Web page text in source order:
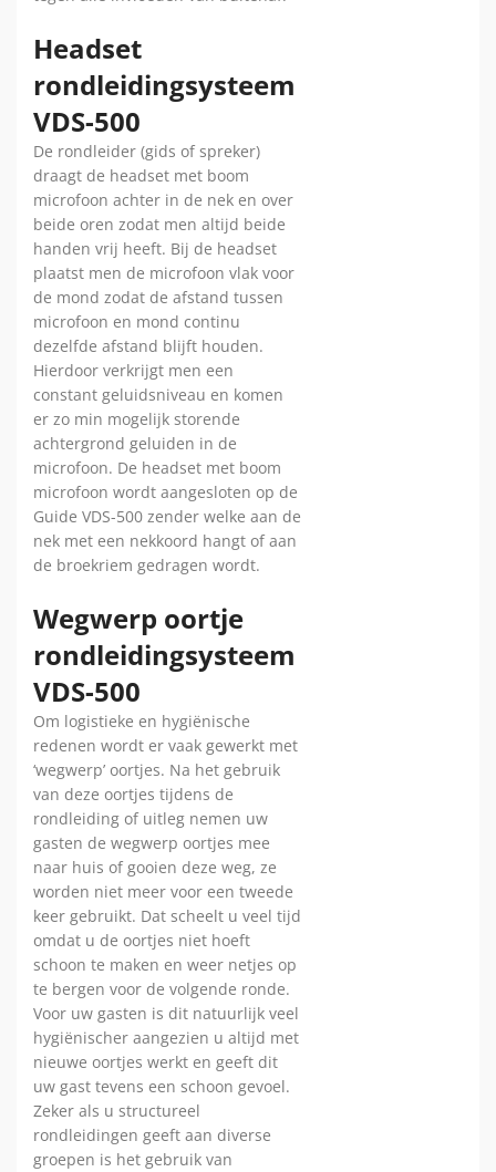
Headset
rondleidingsysteem
VDS-500
De rondleider (gids of spreker)
draagt de headset met boom
microfoon achter in de nek en over
beide oren zodat men altijd beide
handen vrij heeft. Bij de headset
plaatst men de microfoon vlak voor
de mond zodat de afstand tussen
microfoon en mond continu
dezelfde afstand blijft houden.
Hierdoor verkrijgt men een
constant geluidsniveau en komen
er zo min mogelijk storende
achtergrond geluiden in de
microfoon. De headset met boom
microfoon wordt aangesloten op de
Guide VDS-500 zender welke aan de
nek met een nekkoord hangt of aan
de broekriem gedragen wordt.
Wegwerp oortje
rondleidingsysteem
VDS-500
Om logistieke en hygiënische
redenen wordt er vaak gewerkt met
‘wegwerp’ oortjes. Na het gebruik
van deze oortjes tijdens de
rondleiding of uitleg nemen uw
gasten de wegwerp oortjes mee
naar huis of gooien deze weg, ze
worden niet meer voor een tweede
keer gebruikt. Dat scheelt u veel tijd
omdat u de oortjes niet hoeft
schoon te maken en weer netjes op
te bergen voor de volgende ronde.
Voor uw gasten is dit natuurlijk veel
hygiënischer aangezien u altijd met
nieuwe oortjes werkt en geeft dit
uw gast tevens een schoon gevoel.
Zeker als u structureel
rondleidingen geeft aan diverse
groepen is het gebruik van